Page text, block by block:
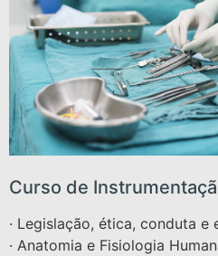
Curso de
· Legislação, ética, conduta
· Anatomia e Fisiologia